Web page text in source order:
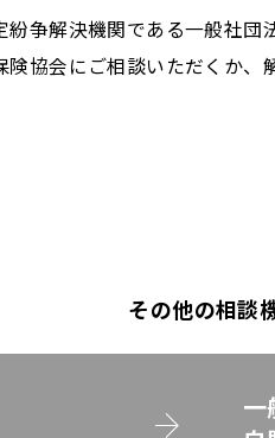
争解決機関である一般社
協会にご相談いただくか
その他の相談
一